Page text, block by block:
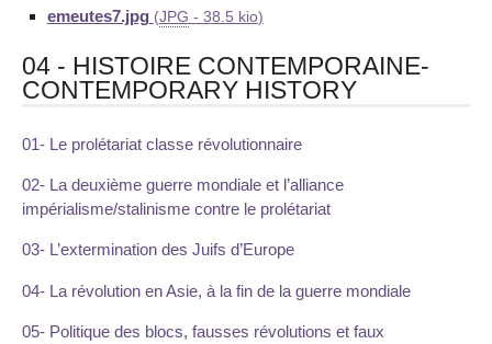
emeutes7.jpg (JPG - 38.5 kio)
04 - HISTOIRE CONTEMPORAINE-
CONTEMPORARY HISTORY
01- Le prolétariat classe révolutionnaire
02- La deuxième guerre mondiale et l’alliance
impérialisme/stalinisme contre le prolétariat
03- L’extermination des Juifs d’Europe
04- La révolution en Asie, à la fin de la guerre mondiale
05- Politique des blocs, fausses révolutions et faux